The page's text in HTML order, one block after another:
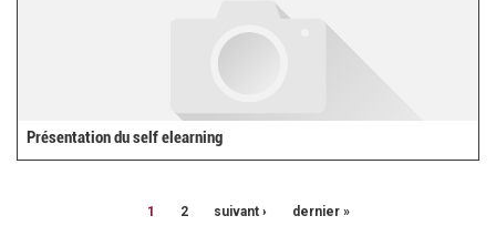
Présentation du self elearning
1 2 suivant › dernier »